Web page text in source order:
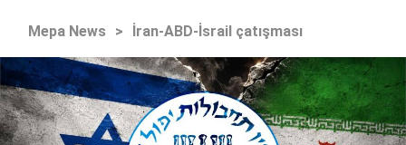
Mepa News > İran-ABD-İsrail çatışması